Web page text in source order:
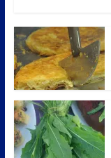
e
b
o
o
k
itt
er